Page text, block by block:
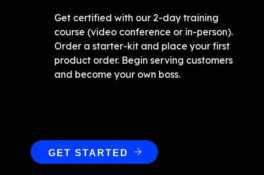
Get certified with our 2-day training
course (video conference or in-person).
Order a starter-kit and place your first
product order. Begin serving customers
and become your own boss.
GET STARTED